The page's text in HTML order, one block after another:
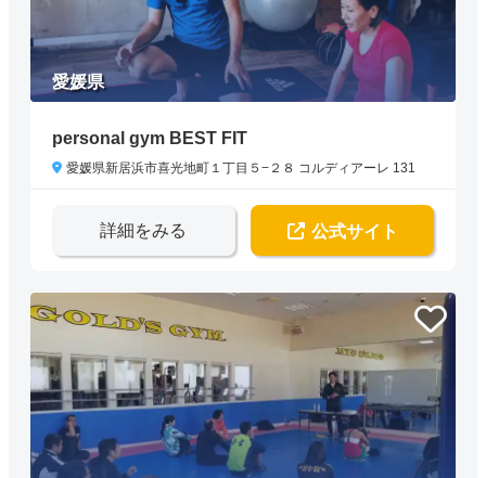
愛媛県
personal gym BEST FIT
愛媛県新居浜市喜光地町１丁目５−２８ コルディアーレ 131
詳細をみる 公式サイト